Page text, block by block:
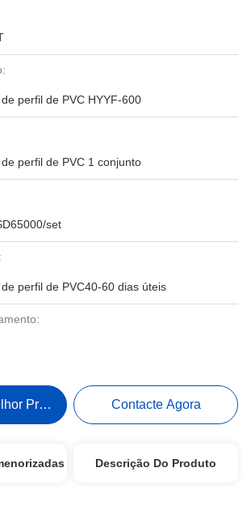
perfil de PVC HYYF-600
perfil de PVC 1 conjunto
set
perfil de PVC40-60 dias úteis
Preço Contacte Agora
Descrição Do Produto